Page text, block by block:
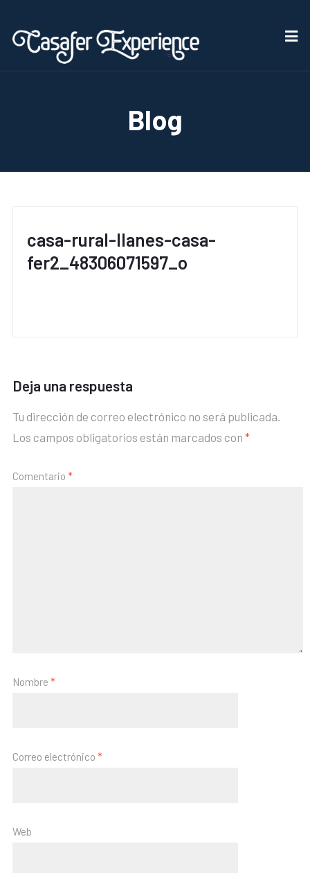
Blog
casa-rural-llanes-casa-
fer2_48306071597_o
Deja una respuesta
Tu dirección de correo electrónico no será publicada.
Los campos obligatorios están marcados con *
Comentario *
Nombre *
Correo electrónico *
Web